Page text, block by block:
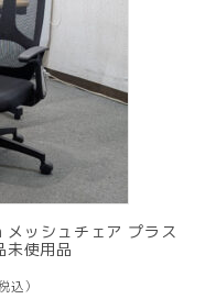
ッシュチェア プラス
使用品
込）